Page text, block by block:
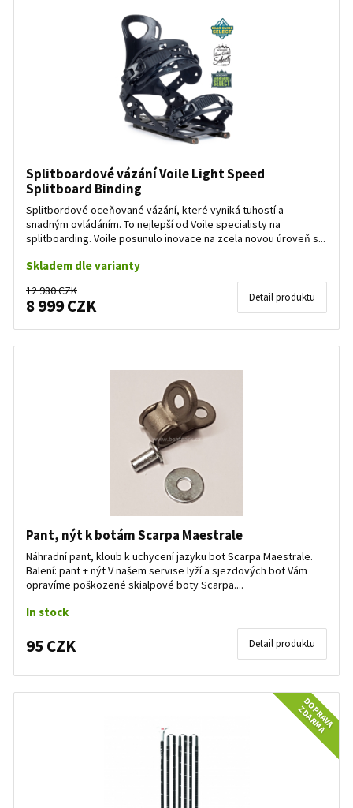
Splitboardové vázání Voile Light Speed
Splitboard Binding
Splitbordové oceňované vázání, které vyniká tuhostí a
snadným ovládáním. To nejlepší od Voile specialisty na
splitboarding. Voile posunulo inovace na zcela novou úroveň s...
Skladem dle varianty
12 980 CZK
8 999 CZK Detail produktu
Pant, nýt k botám Scarpa Maestrale
Náhradní pant, kloub k uchycení jazyku bot Scarpa Maestrale.
Balení: pant + nýt V našem servise lyží a sjezdových bot Vám
opravíme poškozené skialpové boty Scarpa....
In stock
95 CZK Detail produktu
DOPRAVA
ZDARMA